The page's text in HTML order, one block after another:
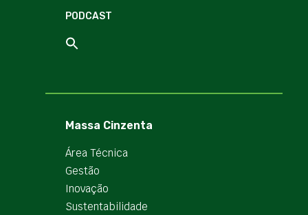
PODCAST
Massa Cinzenta
Área Técnica
Gestão
Inovação
Sustentabilidade